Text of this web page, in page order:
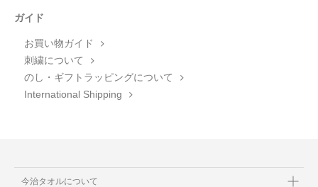
ガイド
お買い物ガイド
刺繍について
のし・ギフトラッピングについて
International Shipping
今治タオルについて